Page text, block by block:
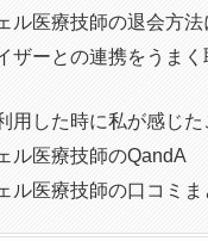
ル医療技師の退会方法
ザーとの連携をうまく
用した時に私が感じた
ル医療技師のQandA
ル医療技師の口コミま